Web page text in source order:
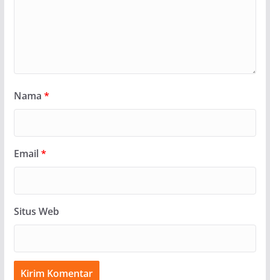
Nama *
Email*
Situs Web